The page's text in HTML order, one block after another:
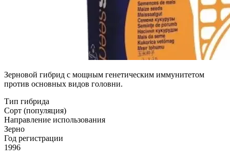
Зерновой гибрид с мощным генетическим иммунитетом
против основных видов головни.
Тип гибрида
Сорт (популяция)
Направление использования
Зерно
Год регистрации
1996